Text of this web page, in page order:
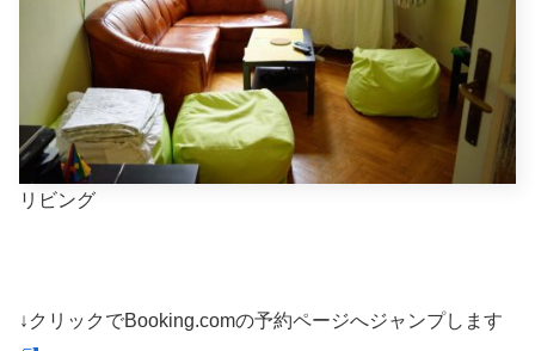
リビング
↓クリックでBooking.comの予約ページへジャンプします